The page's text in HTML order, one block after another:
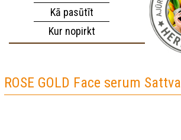
Kā pasūtīt
Kur nopirkt
ROSE GOLD Face serum Sattva